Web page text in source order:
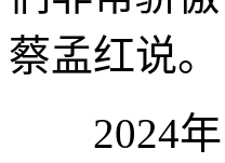
蔡孟红说。
2024年